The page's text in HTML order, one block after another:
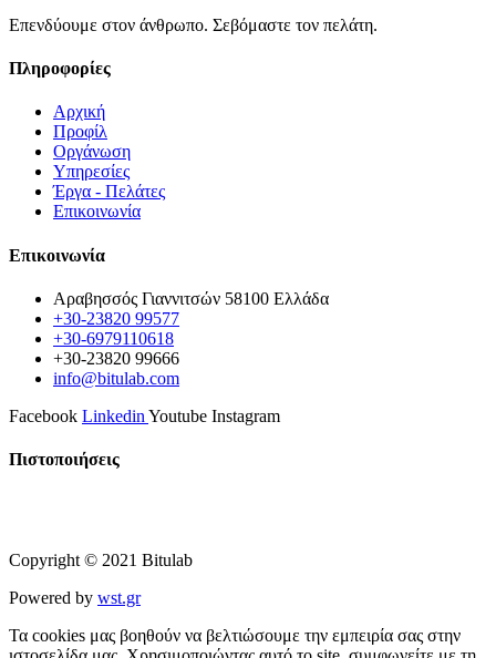
Επενδύουμε στον άνθρωπο. Σεβόμαστε τον πελάτη.
Πληροφορίες
Αρχική
Προφίλ
Οργάνωση
Υπηρεσίες
Έργα - Πελάτες
Επικοινωνία
Επικοινωνία
Αραβησσός Γιαννιτσών 58100 Ελλάδα
+30-23820 99577
+30-6979110618
+30-23820 99666
info@bitulab.com
Facebook Linkedin Youtube Instagram
Πιστοποιήσεις
Copyright © 2021 Bitulab
Powered by wst.gr
Τα cookies μας βοηθούν να βελτιώσουμε την εμπειρία σας στην